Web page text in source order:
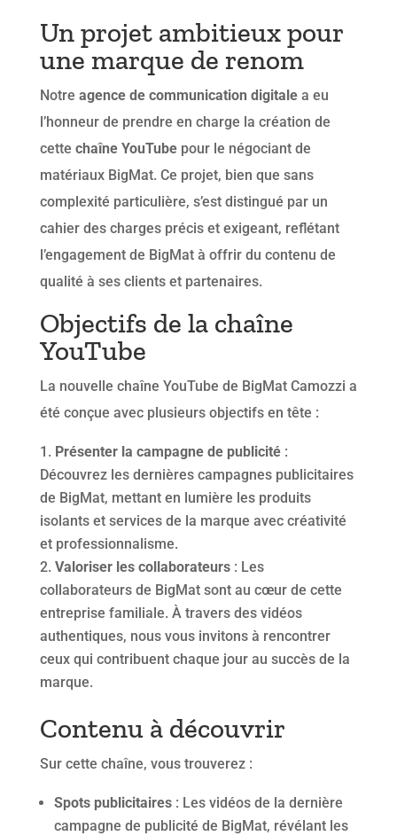
Un projet ambitieux pour
une marque de renom
Notre agence de communication digitalea eu
l’honneur de prendre en charge la création de
cette chaîne YouTubepour le négociant de
matériaux BigMat. Ce projet, bien que sans
complexité particulière, s’est distingué par un
cahier des charges précis et exigeant, reflétant
l’engagement de BigMat à offrir du contenu de
qualité à ses clients et partenaires.
Objectifs de la chaîne
YouTube
La nouvelle chaîne YouTube de BigMat Camozzi a
été conçue avec plusieurs objectifs en tête :
Présenter la campagne de publicité:
Découvrez les dernières campagnes publicitaires
de BigMat, mettant en lumière les produits
isolants et services de la marque avec créativité
et professionnalisme.
Valoriser les collaborateurs: Les
collaborateurs de BigMat sont au cœur de cette
entreprise familiale. À travers des vidéos
authentiques, nous vous invitons à rencontrer
ceux qui contribuent chaque jour au succès de la
marque.
Contenu à découvrir
Sur cette chaîne, vous trouverez :
Spots publicitaires: Les vidéos de la dernière
campagne de publicité de BigMat, révélant les